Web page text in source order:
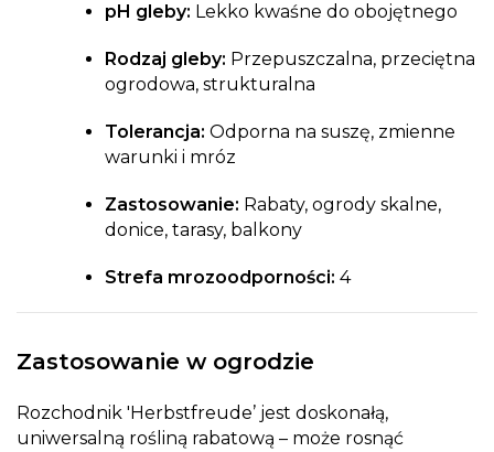
pH gleby: Lekko kwaśne do obojętnego
Rodzaj gleby: Przepuszczalna, przeciętna
ogrodowa, strukturalna
Tolerancja: Odporna na suszę, zmienne
warunki i mróz
Zastosowanie: Rabaty, ogrody skalne,
donice, tarasy, balkony
Strefa mrozoodporności: 4
Zastosowanie w ogrodzie
Rozchodnik 'Herbstfreude’ jest doskonałą,
uniwersalną rośliną rabatową – może rosnąć